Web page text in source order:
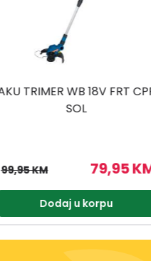
BATERIJA AS 2
94,90 KM
Dodaj u korpu